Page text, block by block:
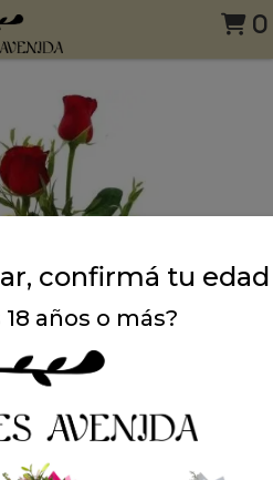
0
confirmá tu edad
18 años o más?